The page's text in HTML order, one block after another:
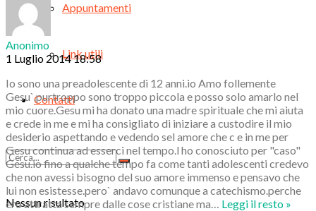
Appuntamenti
Link utili
Contatti
Nessun risultato
Anonimo
1 Luglio 2014 18:58
Io sono una preadolescente di 12 anni.io Amo follemente
Gesu`.purtroppo sono troppo piccola e posso solo amarlo nel
mio cuore.Gesu mi ha donato una madre spirituale che mi aiuta
e crede in me e mi ha consigliato di iniziare a custodire il mio
desiderio aspettando e vedendo sel amore che c e in me per
Gesu continua ad esserci nel tempo.l ho conosciuto per "caso"
Gesu.io fino a qualche tempo fa come tanti adolescenti credevo
che non avessi bisogno del suo amore immenso e pensavo che
lui non esistesse.pero` andavo comunque a catechismo.perche
ero attratta sempre dalle cose cristiane ma
Leggi il resto »